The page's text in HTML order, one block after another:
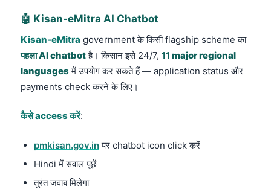
🤖 Kisan-eMitra AI Chatbot
Kisan-eMitra government के किसी flagship scheme का
पहला AI chatbotहै। किसान इसे 24/7, 11 major regional
languages में उपयोग कर सकते हैं — application status और
payments check करने के लिए।
कैसे access करें:
pmkisan.gov.inपर chatbot icon click करें
Hindi में सवाल पूछें
तुरंत जवाब मिलेगा